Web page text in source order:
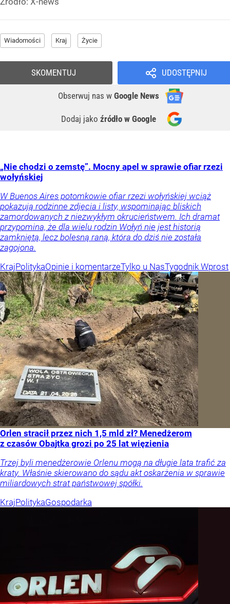
Wiadomości Kraj Życie
UDOSTĘPNIJ
Obserwuj nas w Google News
Dodaj jako źródło w Google
SKOMENTUJ
„Nie chodzi o zemstę”. Mocny apel w sprawie ofiar rzezi
wołyńskiej
W Buenos Aires potomkowie ofiar rzezi wołyńskiej wciąż
pokazują rodzinne zdjęcia i listy, wspominając bliskich
zamordowanych z niezwykłym okrucieństwem. Ich dramat
przypomina, że dla wielu rodzin Wołyń nie jest historią
zamkniętą, lecz bolesną raną, która do dziś nie została
zagojona.
KrajPolitykaOpinie i komentarzeTylko u NasTygodnik Wprost
Orlen stracił przez nich 1,5 mld zł? Menedżerom
z czasów Obajtka grozi po 25 lat więzienia
Trzej byli menedżerowie Orlenu mogą na długie lata trafić za
kraty. Właśnie skierowano do sądu akt oskarżenia w sprawie
miliardowych strat państwowej spółki.
KrajPolitykaGospodarka